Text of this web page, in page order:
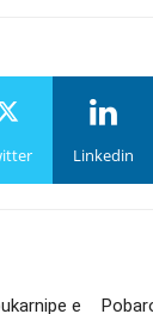
Linkedin
e